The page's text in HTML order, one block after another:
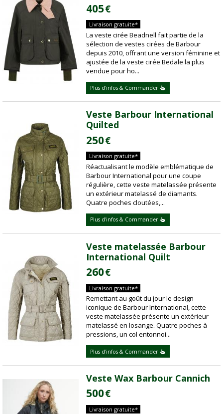
405€
Livraison gratuite*
La veste cirée Beadnell fait partie de la
sélection de vestes cirées de Barbour
depuis 2010, offrant une version féminine et
ajustée de la veste cirée Bedale la plus
vendue pour ho...
Plus d'infos & Commander
Veste Barbour International
Quilted
250€
Livraison gratuite*
Réactualisant le modèle emblématique de
Barbour International pour une coupe
régulière, cette veste matelassée présente
un extérieur matelassé de diamants.
Quatre poches cloutées,...
Plus d'infos & Commander
Veste matelassée Barbour
International Quilt
260€
Livraison gratuite*
Remettant au goût du jour le design
iconique de Barbour International, cette
veste matelassée présente un extérieur
matelassé en losange. Quatre poches à
pressions, un col entonnoi...
Plus d'infos & Commander
Veste Wax Barbour Cannich
500€
Livraison gratuite*